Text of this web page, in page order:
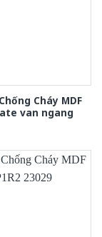
Cháy MDF
van ngang